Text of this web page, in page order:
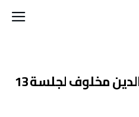
تأجيل محاكمة سيف الدين مخلوف لجلسة 13